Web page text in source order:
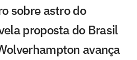
sobre astro do
proposta do Brasil
avança